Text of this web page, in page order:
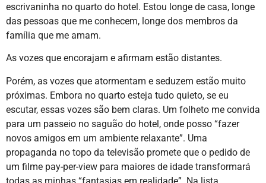
escrivaninha no quarto do hotel. Estou longe de casa, longe
das pessoas que me conhecem, longe dos membros da
família que me amam.
As vozes que encorajam e afirmam estão distantes.
Porém, as vozes que atormentam e seduzem estão muito
próximas. Embora no quarto esteja tudo quieto, se eu
escutar, essas vozes são bem claras. Um folheto me convida
para um passeio no saguão do hotel, onde posso “fazer
novos amigos em um ambiente relaxante”. Uma
propaganda no topo da televisão promete que o pedido de
um filme pay-per-view para maiores de idade transformará
todas as minhas “fantasias em realidade”. Na lista